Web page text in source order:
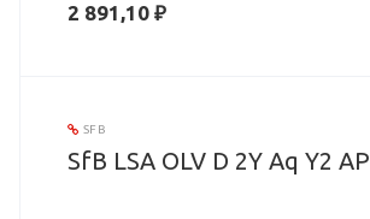
2 891,10 ₽
SFB
SfB LSA OLV D 2Y Aq Y2 AP